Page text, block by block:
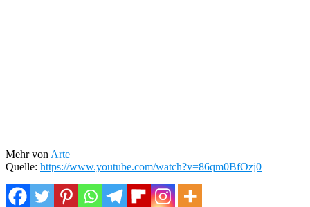
Mehr von Arte
Quelle: https://www.youtube.com/watch?v=86qm0BfOzj0